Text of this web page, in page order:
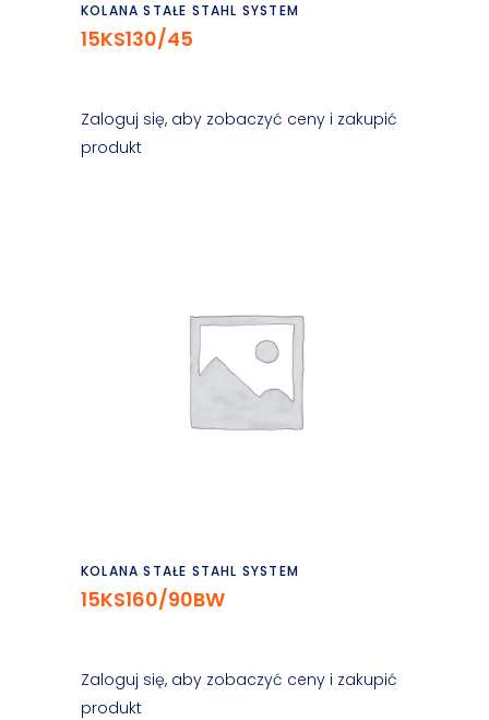
KOLANA STAŁE STAHL SYSTEM
15KS130/45
Zaloguj się, aby zobaczyć ceny i zakupić
produkt
Czytaj dalej
KOLANA STAŁE STAHL SYSTEM
15KS160/90BW
Zaloguj się, aby zobaczyć ceny i zakupić
produkt